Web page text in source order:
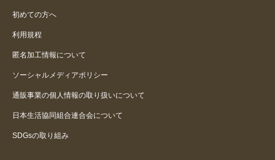
初めての方へ
利用規程
匿名加工情報について
ソーシャルメディアポリシー
通販事業の個人情報の取り扱いについて
日本生活協同組合連合会について
SDGsの取り組み